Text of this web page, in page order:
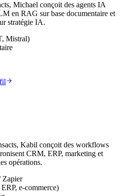
Michael conçoit des agents IA
en RAG sur base documentaire et
stratégie IA.
Mistral)
Kabil conçoit des workflows
CRM, ERP, marketing et
opérations.
Zapier
e-commerce)